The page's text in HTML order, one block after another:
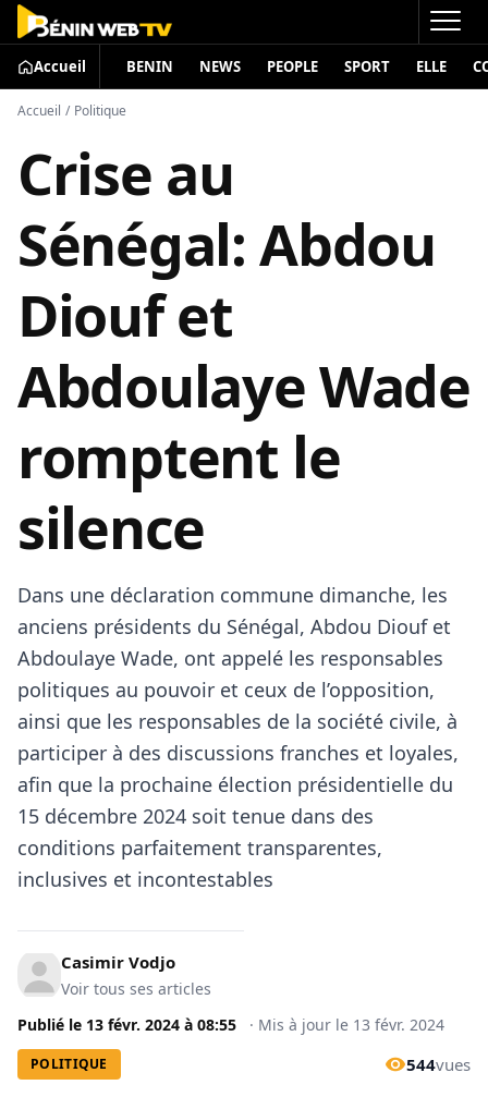
Accueil BENIN NEWS PEOPLE SPORT ELLE
Accueil / Politique
Crise au
Sénégal: Abdou
Diouf et
Abdoulaye Wade
romptent le
silence
Dans une déclaration commune dimanche, les
anciens présidents du Sénégal, Abdou Diouf et
Abdoulaye Wade, ont appelé les responsables
politiques au pouvoir et ceux de l’opposition,
ainsi que les responsables de la société civile, à
participer à des discussions franches et loyales,
afin que la prochaine élection présidentielle du
15 décembre 2024 soit tenue dans des
conditions parfaitement transparentes,
inclusives et incontestables
Casimir Vodjo
Voir tous ses articles
Publié le 13 févr. 2024 à 08:55 · Mis à jour le 13 févr. 2024
POLITIQUE 544vues